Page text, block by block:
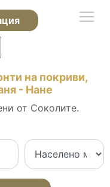
на покриви,
- Нане
от Соколите.